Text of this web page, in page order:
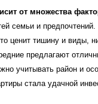
от множества
семьи и
ценит тишину и виды,
предлагают
учитывать район и
стала удачной